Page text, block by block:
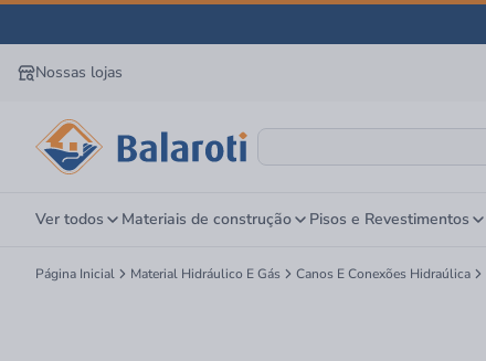
Nossas lojas
Ver todos Materiais de construção Pisos e Revestimentos
Página Inicial Material Hidráulico E Gás Canos E Conexões Hidraúlica